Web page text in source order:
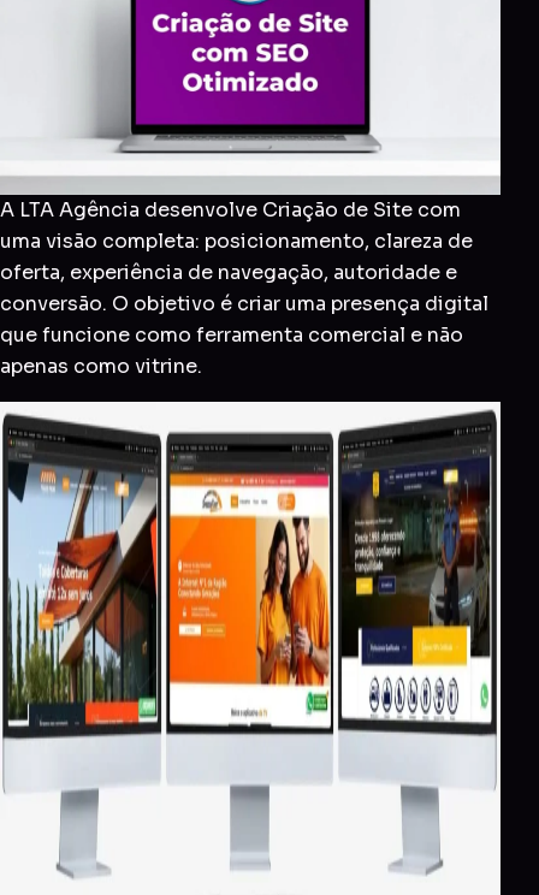
A LTA Agência desenvolve Criação de Site com
uma visão completa: posicionamento, clareza de
oferta, experiência de navegação, autoridade e
conversão. O objetivo é criar uma presença digital
que funcione como ferramenta comercial e não
apenas como vitrine.